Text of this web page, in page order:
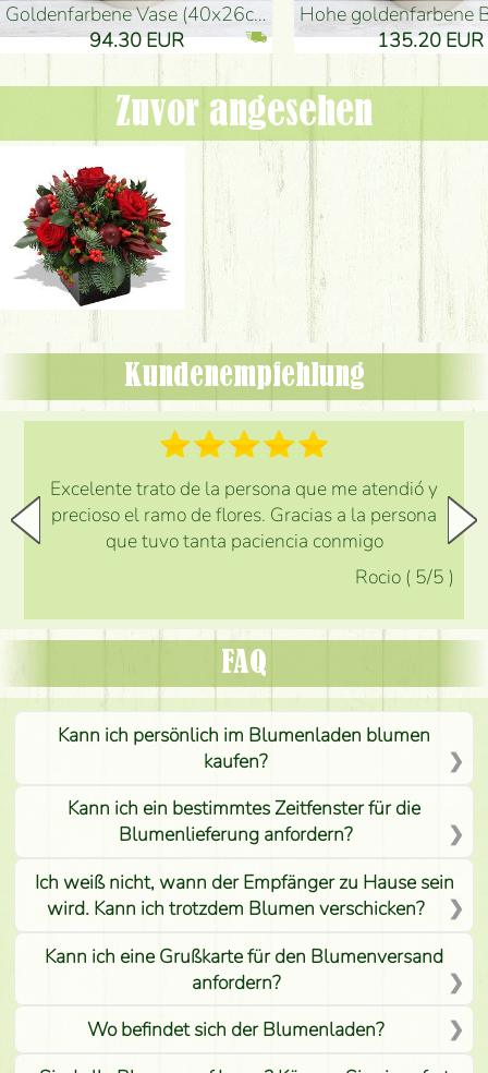
goldenfarbene Vase (40x26cm)
94.30 EUR
hohe goldenfarbene
135.20 EUR
Zuvor angesehen
Kundenempfehlung
Excelente trato de la persona que me atendió y
precioso el ramo de flores. Gracias a la persona
que tuvo tanta paciencia conmigo
Rocio ( 5/5 )
FAQ
Kann ich persönlich im Blumenladen blumen
kaufen?
Kann ich ein bestimmtes Zeitfenster für die
Blumenlieferung anfordern?
Ich weiß nicht, wann der Empfänger zu Hause sein
wird. Kann ich trotzdem Blumen verschicken?
Kann ich eine Grußkarte für den Blumenversand
anfordern?
Wo befindet sich der Blumenladen?